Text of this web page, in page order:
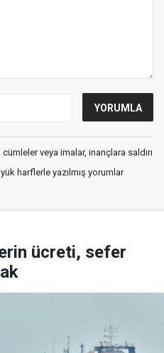
veya imalar, inançlara saldırı
harflerle yazılmış yorumlar
ücreti, sefer